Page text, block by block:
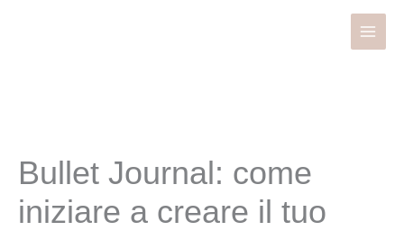
Bullet Journal: come
iniziare a creare il tuo